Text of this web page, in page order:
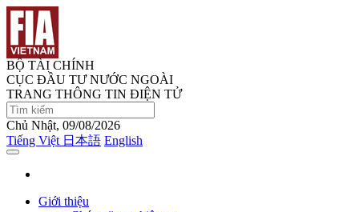
BỘ TÀI CHÍNH
CỤC ĐẦU TƯ NƯỚC NGOÀI
TRANG THÔNG TIN ĐIỆN TỬ
Chủ Nhật, 09/08/2026
Tiếng Việt 日本語 English
Giới thiệu